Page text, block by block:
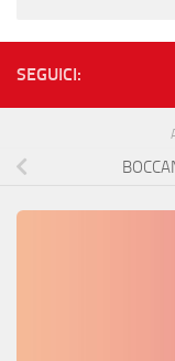
SEGUICI: